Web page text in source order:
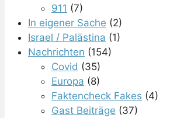
911 (7)
In eigener Sache (2)
Israel / Palästina (1)
Nachrichten (154)
Covid (35)
Europa (8)
Faktencheck Fakes (4)
Gast Beiträge (37)